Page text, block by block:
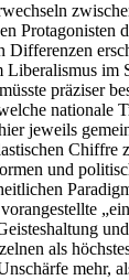
Protagonisten
Differenzen
Liberalismus im
präziser
nationale
jeweils
Chiffre
und
als
mehr,